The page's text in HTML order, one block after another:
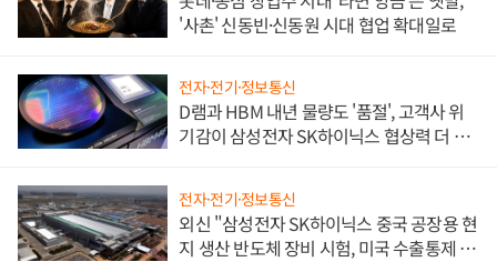
'사촌' 신동빈·신동원 시대 협업 확대일로
전자·전기·정보통신
D램과 HBM 내년 물량도 '품절', 고객사 위
기감이 삼성전자 SK하이닉스 협상력 더 키
전자·전기·정보통신
외신 "삼성전자 SK하이닉스 중국 공장용 현
지 생산 반도체 장비 시험, 미국 수출통제 대